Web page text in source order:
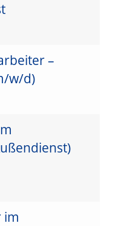
–
w/d)
im